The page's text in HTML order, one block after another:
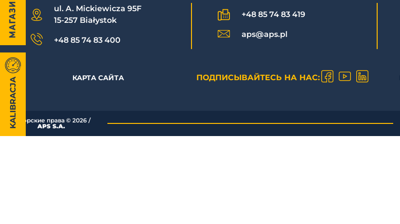
ul. A. Mickiewicza 95F
15-257 Białystok
+48 85 74 83 400
+48 85 74 83 419
aps@aps.pl
КАРТА САЙТА ПОДПИСЫВАЙТЕСЬ НА НАС:
Авторские права © 2026/
APS S.A.
KALIBRACJA